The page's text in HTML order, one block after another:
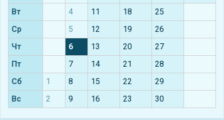
Вт
4 11 18
25
Ср
5 12 19
26
Чт
6 13 20
27
Пт
7 14 21
28
Сб
1 8 15 22
29
Вс
2 9 16 23 30